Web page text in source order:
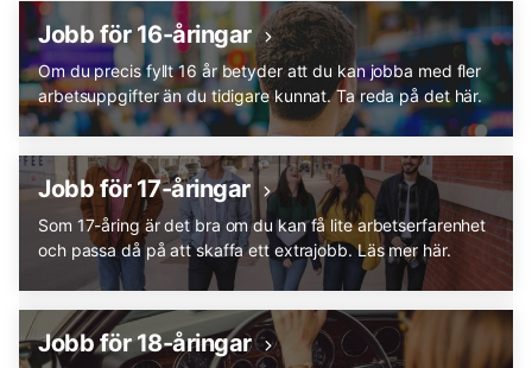
Jobb för 16-åringar
Om du precis fyllt 16 år betyder att du kan jobba med fler
arbetsuppgifter än du tidigare kunnat. Ta reda på det här.
Jobb för 17-åringar
Som 17-åring är det bra om du kan få lite arbetserfarenhet
och passa då på att skaffa ett extrajobb. Läs mer här.
Jobb för 18-åringar